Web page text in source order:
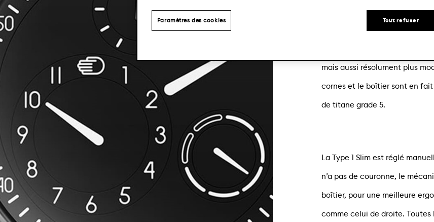
complexité, garantissant que
nouveau boîtier à la fois
seulement il est plus fin (11
mais aussi résolument plus
cornes et le boîtier sont en
de titane grade 5.
La Type 1 Slim est réglé
n’a pas de couronne, le
boîtier, pour une meilleure
comme celui de droite. Toutes
Tout refuser
Paramètres des cookies